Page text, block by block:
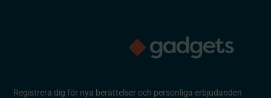
Registrera dig för nya berättelser och personliga erbjudanden